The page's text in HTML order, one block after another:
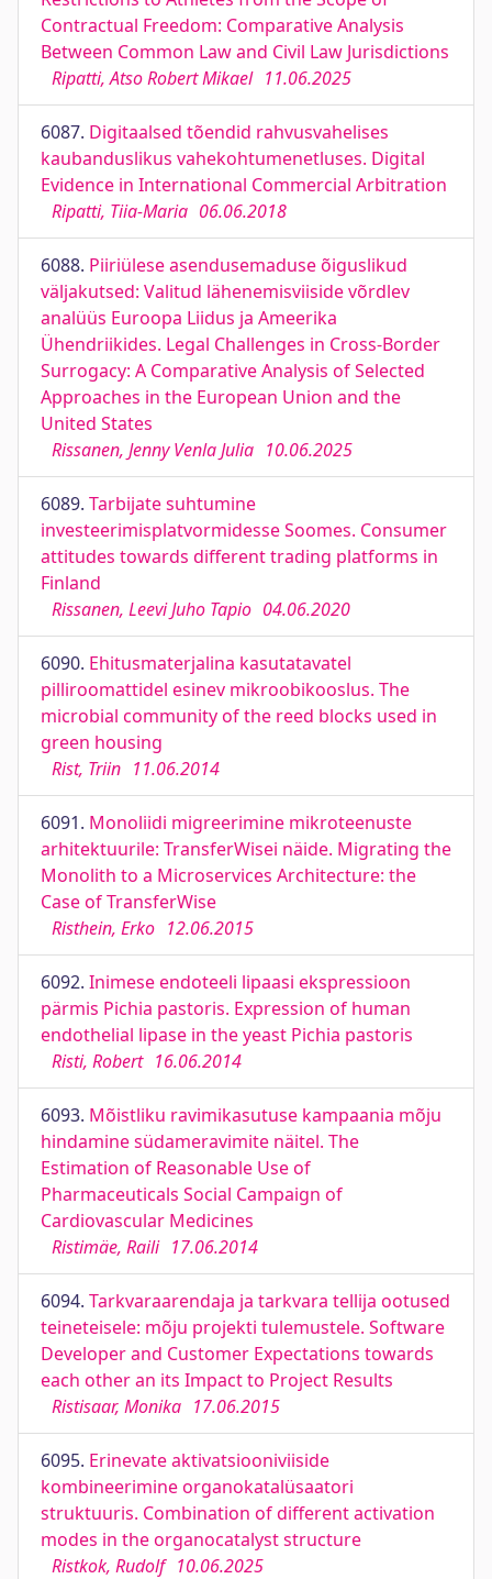
Contractual Freedom: Comparative Analysis
Between Common Law and Civil Law Jurisdictions
Ripatti, Atso Robert Mikael 11.06.2025
6087. Digitaalsed tõendid rahvusvahelises
kaubanduslikus vahekohtumenetluses. Digital
Evidence in International Commercial Arbitration
Ripatti, Tiia-Maria 06.06.2018
6088. Piiriülese asendusemaduse õiguslikud
väljakutsed: Valitud lähenemisviiside võrdlev
analüüs Euroopa Liidus ja Ameerika
Ühendriikides. Legal Challenges in Cross-Border
Surrogacy: A Comparative Analysis of Selected
Approaches in the European Union and the
United States
Rissanen, Jenny Venla Julia 10.06.2025
6089. Tarbijate suhtumine
investeerimisplatvormidesse Soomes. Consumer
attitudes towards different trading platforms in
Finland
Rissanen, Leevi Juho Tapio 04.06.2020
6090. Ehitusmaterjalina kasutatavatel
pilliroomattidel esinev mikroobikooslus. The
microbial community of the reed blocks used in
green housing
Rist, Triin 11.06.2014
6091. Monoliidi migreerimine mikroteenuste
arhitektuurile: TransferWisei näide. Migrating the
Monolith to a Microservices Architecture: the
Case of TransferWise
Risthein, Erko 12.06.2015
6092. Inimese endoteeli lipaasi ekspressioon
pärmis Pichia pastoris. Expression of human
endothelial lipase in the yeast Pichia pastoris
Risti, Robert 16.06.2014
6093. Mõistliku ravimikasutuse kampaania mõju
hindamine südameravimite näitel. The
Estimation of Reasonable Use of
Pharmaceuticals Social Campaign of
Cardiovascular Medicines
Ristimäe, Raili 17.06.2014
6094. Tarkvaraarendaja ja tarkvara tellija ootused
teineteisele: mõju projekti tulemustele. Software
Developer and Customer Expectations towards
each other an its Impact to Project Results
Ristisaar, Monika 17.06.2015
6095. Erinevate aktivatsiooniviiside
kombineerimine organokatalüsaatori
struktuuris. Combination of different activation
modes in the organocatalyst structure
Ristkok, Rudolf 10.06.2025